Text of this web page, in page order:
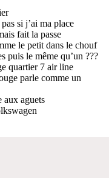
si j’ai ma place
fait la passe
le petit dans le chouf
puis le même qu’un ???
quartier 7 air line
parle comme un
aux aguets